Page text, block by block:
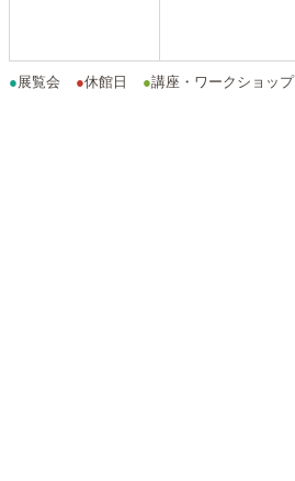
●展覧会 ●休館日 ●講座・ワークショップ